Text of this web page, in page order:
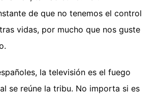
de que no tenemos el control
vidas, por mucho que nos guste
la televisión es el fuego
se reúne la tribu. No importa si es